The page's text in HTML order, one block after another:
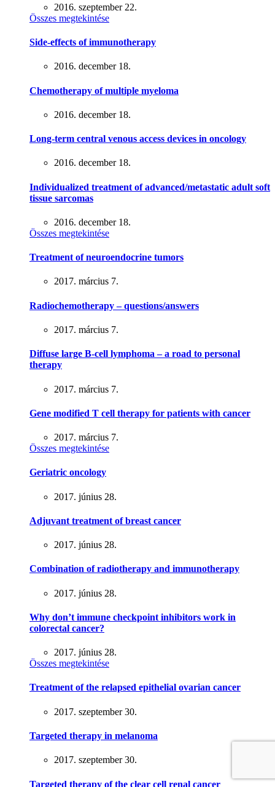
2016. szeptember 22.
Összes megtekintése
Side-effects of immunotherapy
2016. december 18.
Chemotherapy of multiple myeloma
2016. december 18.
Long-term central venous access devices in oncology
2016. december 18.
Individualized treatment of advanced/metastatic adult soft
tissue sarcomas
2016. december 18.
Összes megtekintése
Treatment of neuroendocrine tumors
2017. március 7.
Radiochemotherapy – questions/answers
2017. március 7.
Diffuse large B-cell lymphoma – a road to personal
therapy
2017. március 7.
Gene modified T cell therapy for patients with cancer
2017. március 7.
Összes megtekintése
Geriatric oncology
2017. június 28.
Adjuvant treatment of breast cancer
2017. június 28.
Combination of radiotherapy and immunotherapy
2017. június 28.
Why don’t immune checkpoint inhibitors work in
colorectal cancer?
2017. június 28.
Összes megtekintése
Treatment of the relapsed epithelial ovarian cancer
2017. szeptember 30.
Targeted therapy in melanoma
2017. szeptember 30.
Targeted therapy of the clear cell renal cancer